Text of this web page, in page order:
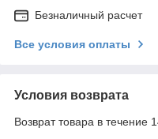
Безналичный расчет
Все условия оплаты
Условия возврата
Возврат товара в течение